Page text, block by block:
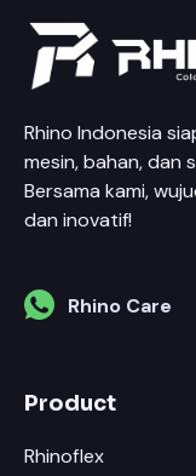
Rhino Indonesia
mesin, bahan, dan
Bersama kami,
dan inovatif!
Rhino Care
Product
Rhinoflex